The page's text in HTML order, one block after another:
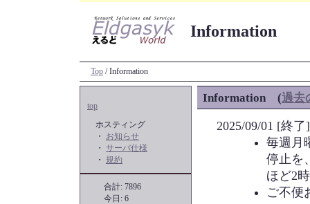
Information
Top / Information
Information (過去
2025/09/01 [終
毎週月
停止を
ほど2
ご不便
top
ホスティング
・ お知らせ
・ サーバ仕様
・ 規約
合計: 7896
今日: 6